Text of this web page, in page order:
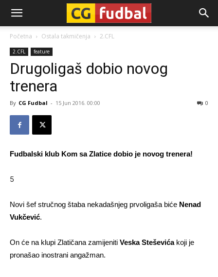
CG-
Fudbal
Početna Ostala takmičenja 2.CFL
2.CFL feature
Drugoligaš dobio novog
trenera
By CG Fudbal - 15 Jun 2016. 00:00 0
Fudbalski klub Kom sa Zlatice dobio je novog trenera!
5
Novi šef stručnog štaba nekadašnjeg prvoligaša biće Nenad
Vukčević.
On će na klupi Zlatičana zamijeniti Veska Steševićakoji je
pronašao inostrani angažman.